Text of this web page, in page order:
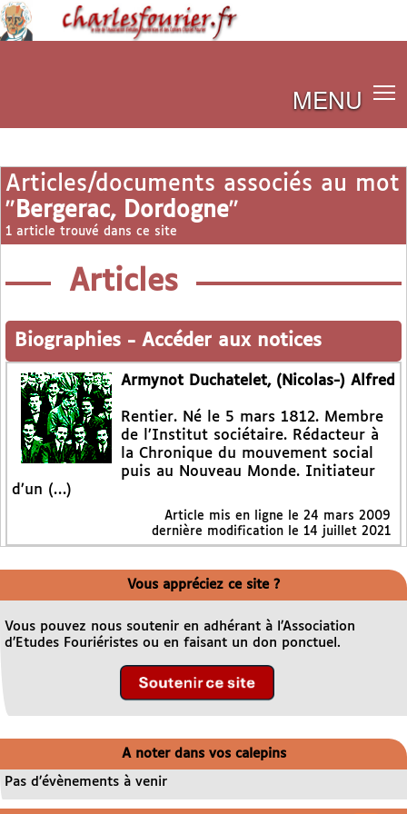
MENU
Articles/documents associés au mot
" Bergerac, Dordogne"
1 article trouvé dans ce site
Articles
Biographies - Accéder aux notices
Armynot Duchatelet, (Nicolas-) Alfred
Rentier. Né le 5 mars 1812. Membre
de l’Institut sociétaire. Rédacteur à
la Chronique du mouvement social
puis au Nouveau Monde. Initiateur
d’un (…)
Article mis en ligne le 24 mars 2009
dernière modification le 14 juillet 2021
Vous appréciez ce site ?
Vous pouvez nous soutenir en adhérant à l’Association
d’Etudes Fouriéristes ou en faisant un don ponctuel.
A noter dans vos calepins
Pas d’évènements à venir